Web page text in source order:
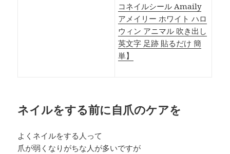
コネイルシール Amaily
アメイリー ホワイト ハロ
ウィン アニマル 吹き出し
英文字 足跡 貼るだけ 簡
単】
ネイルをする前に自爪のケアを
よくネイルをする人って
爪が弱くなりがちな人が多いですが